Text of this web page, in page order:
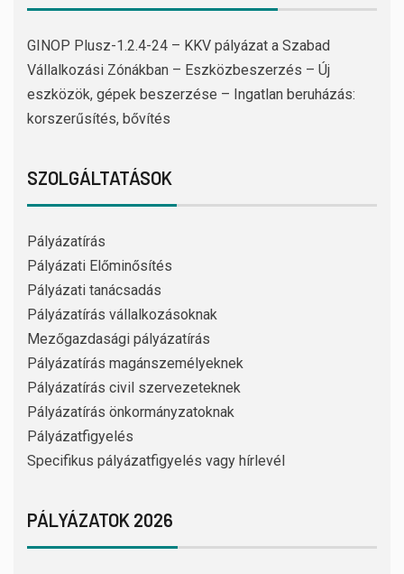
GINOP Plusz-1.2.4-24 – KKV pályázat a Szabad
Vállalkozási Zónákban – Eszközbeszerzés – Új
eszközök, gépek beszerzése – Ingatlan beruházás:
korszerűsítés, bővítés
SZOLGÁLTATÁSOK
Pályázatírás
Pályázati Előminősítés
Pályázati tanácsadás
Pályázatírás vállalkozásoknak
Mezőgazdasági pályázatírás
Pályázatírás magánszemélyeknek
Pályázatírás civil szervezeteknek
Pályázatírás önkormányzatoknak
Pályázatfigyelés
Specifikus pályázatfigyelés vagy hírlevél
PÁLYÁZATOK 2026